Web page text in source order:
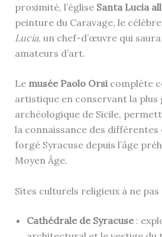
proximité, l’église Santa Lucia
peinture du Caravage, le célèbre
Lucia, un chef-d’œuvre qui
amateurs d’art.
Le musée Paolo Orsicomplète
artistique en conservant la
archéologique de Sicile,
la connaissance des
forgé Syracuse depuis l’âge
Moyen Âge.
Sites culturels religieux à ne
Cathédrale de Syracuse: